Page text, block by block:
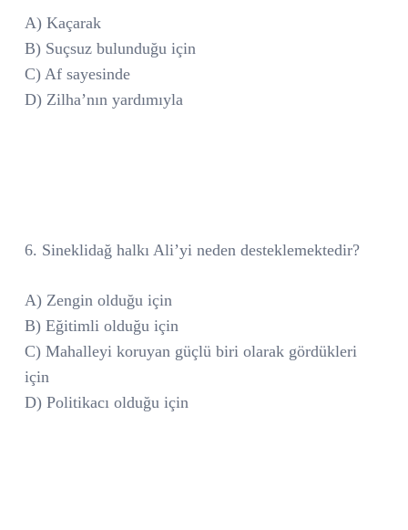
A) Kaçarak
B) Suçsuz bulunduğu için
C) Af sayesinde
D) Zilha’nın yardımıyla
6. Sineklidağ halkı Ali’yi neden desteklemektedir?
A) Zengin olduğu için
B) Eğitimli olduğu için
C) Mahalleyi koruyan güçlü biri olarak gördükleri
için
D) Politikacı olduğu için